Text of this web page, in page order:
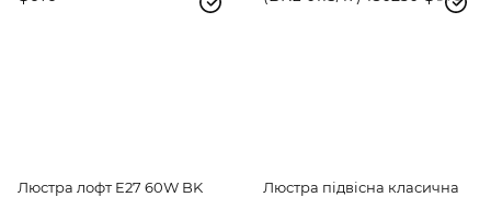
Люстра лофт E27 60W BK
Люстра підвісна класична